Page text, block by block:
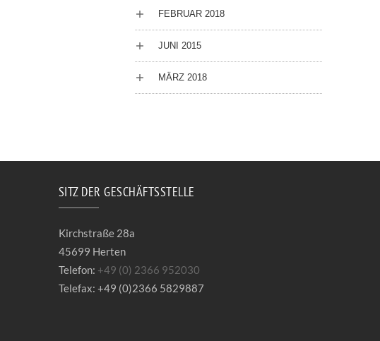
FEBRUAR 2018
JUNI 2015
MÄRZ 2018
SITZ DER GESCHÄFTSSTELLE
Kirchstraße 28a
45699 Herten
Telefon: +49 (0) 2366 952030
Telefax: +49 (0)2366 5829887